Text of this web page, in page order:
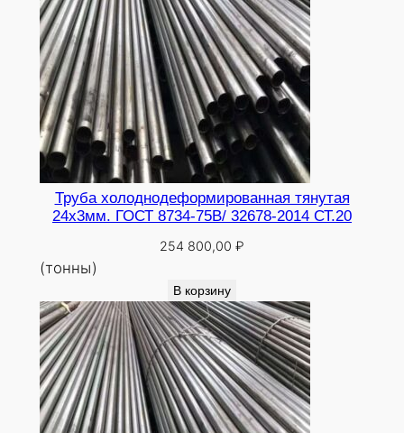
Труба холоднодеформированная тянутая
24х3мм. ГОСТ 8734-75В/ 32678-2014 СТ.20
254 800,00 ₽
(тонны)
В корзину